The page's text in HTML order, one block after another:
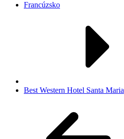
Francúzsko
Best Western Hotel Santa Maria